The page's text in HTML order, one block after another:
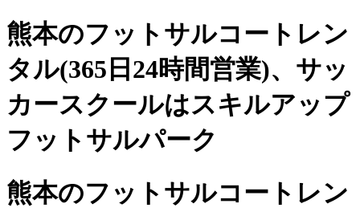
熊本のフットサルコートレン
タル(365日24時間営業)、 サッ
カースクールはスキルアップ
フットサルパーク
熊本のフットサルコートレン